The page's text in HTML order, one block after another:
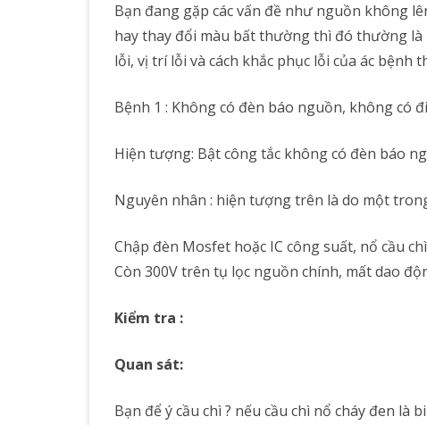
DATASHEET (TÀI LIỆU)
của
thể
Bạn đang gặp các vấn đề như nguồn không
hay thay đổi màu bất thường thì đó thường là
lỗi, vị trí lỗi và cách khắc phục lỗi của ác
Bệnh 1 : Không có đèn báo nguồn, không có
Hiện tượng: Bật công tắc không có đèn báo
Nguyên nhân : hiện tượng trên là do một
Chập đèn Mosfet hoặc IC công suất, nổ cầu
Còn 300V trên tụ lọc nguồn chính, mất dao
Kiểm tra :
Quan sát:
Bạn để ý cầu chì ? nếu cầu chì nổ cháy đen là